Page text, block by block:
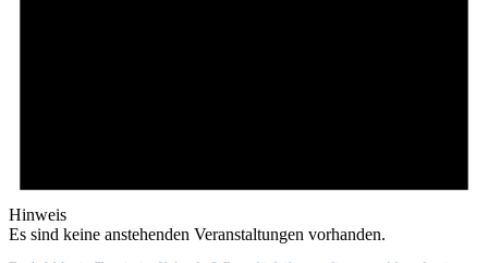
Hinweis
Es sind keine anstehenden Veranstaltungen vorhanden.